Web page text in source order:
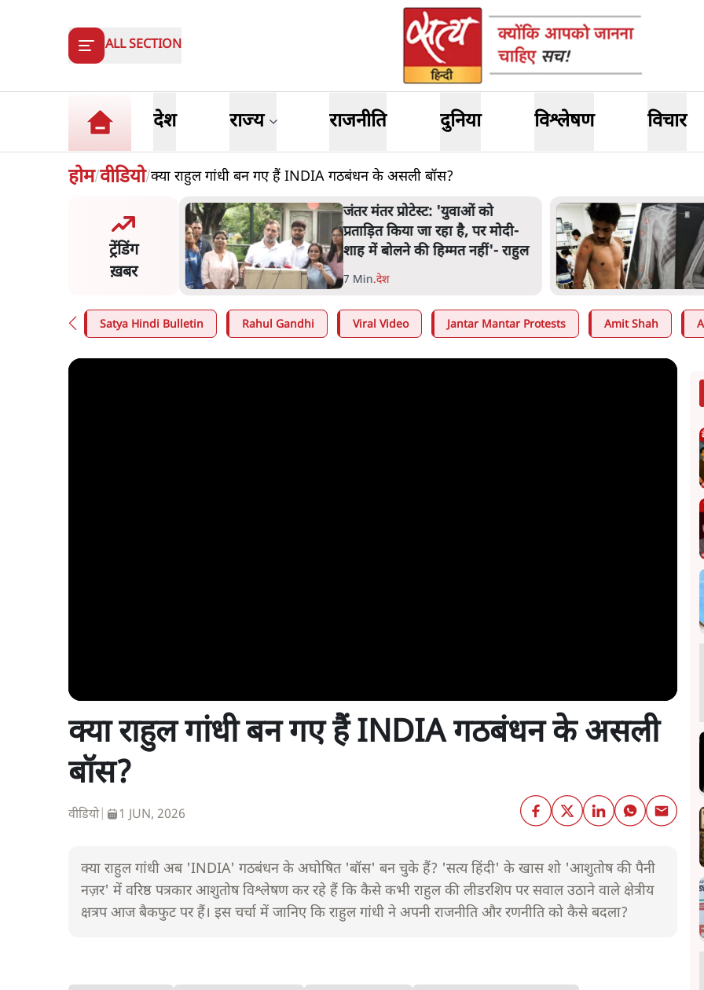
ALL SECTION
देश राज्य राजनीति दुनिया विश्लेषण विचार
होम/वीडियो/क्या राहुल गांधी बन गए हैं INDIA गठबंधन के असली बॉस?
ट्रेंडिंग
ख़बर
प्रोटेस्ट- 'ताकतवर सरकार
पर आक्रामकता न दिखाए
जेन जी को सुने': SC
जंतर मंतर प्रोटेस्ट: 'युवाओं को
प्रताड़ित किया जा रहा है, पर मोदी-
शाह में बोलने की हिम्मत नहीं'- राहुल
7 Min.देश
Satya Hindi Bulletin Rahul Gandhi Viral Video Jantar Mantar Protests Amit Shah
क्या राहुल गांधी बन गए हैं INDIA गठबंधन के असली
बॉस?
वीडियो| 1 JUN, 2026
क्या राहुल गांधी अब 'INDIA' गठबंधन के अघोषित 'बॉस' बन चुके हैं? 'सत्य हिंदी' के खास शो 'आशुतोष की पैनी
नज़र' में वरिष्ठ पत्रकार आशुतोष विश्लेषण कर रहे हैं कि कैसे कभी राहुल की लीडरशिप पर सवाल उठाने वाले क्षेत्रीय
क्षत्रप आज बैकफुट पर हैं। इस चर्चा में जानिए कि राहुल गांधी ने अपनी राजनीति और रणनीति को कैसे बदला?